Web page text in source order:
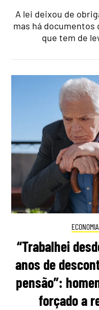
A lei deixou de
mas há documentos
que tem de
ECONOMIA
“Trabalhei
anos de
pensão”:
forçado a